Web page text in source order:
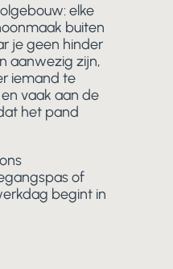
elke
buiten
je geen hinder
aanwezig zijn,
iemand te
vaak aan de
het pand
of
begint in